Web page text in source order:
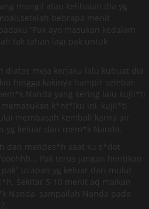
mungil atau kelihaian dia yg
bebrapa menit
“Pak ayo masukan kedalam
tak tahan lagi pak untuk
diatas meja kerjaku lalu kubuat dia
hingga kakinya hampir selebar
Nanda yang kering lalu kujil*ti
k*nt*lku ini, kujil*ti
membasah kembali karna air
yg keluar dari mem*k Nanda.
dan mendes*h saat ku s*dot
Pak terus jangan hentikan
ucapan yg keluar dari mulut
Sekitar 5-10 menit aq maikan
Nanda, sampailah Nanda pada